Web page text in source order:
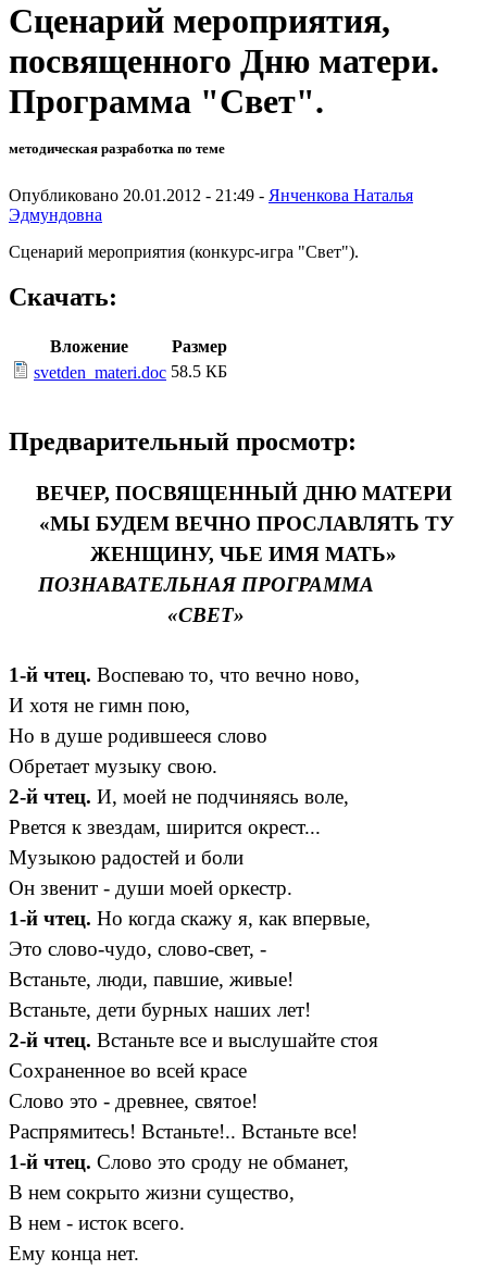
Сценарий мероприятия,
посвященного Дню матери.
Программа "Свет".
методическая разработка по теме
Опубликовано 20.01.2012 - 21:49 - Янченкова Наталья
Эдмундовна
Сценарий мероприятия (конкурс-игра "Свет").
Скачать:
Вложение
Размер
svetden_materi.doc 58.5 КБ
Предварительный просмотр:
ВЕЧЕР, ПОСВЯЩЕННЫЙ ДНЮ МАТЕРИ
«МЫ БУДЕМ ВЕЧНО ПРОСЛАВЛЯТЬ ТУ
ЖЕНЩИНУ, ЧЬЕ ИМЯ МАТЬ»
ПОЗНАВАТЕЛЬНАЯ ПРОГРАММА
«СВЕТ»
1-й чтец. Воспеваю то, что вечно ново,
И хотя не гимн пою,
Но в душе родившееся слово
Обретает музыку свою.
2-й чтец. И, моей не подчиняясь воле,
Рвется к звездам, ширится окрест...
Музыкою радостей и боли
Он звенит - души моей оркестр.
1-й чтец. Но когда скажу я, как впервые,
Это слово-чудо, слово-свет, -
Встаньте, люди, павшие, живые!
Встаньте, дети бурных наших лет!
2-й чтец. Встаньте все и выслушайте стоя
Сохраненное во всей красе
Слово это - древнее, святое!
Распрямитесь! Встаньте!.. Встаньте все!
1-й чтец. Слово это сроду не обманет,
В нем сокрыто жизни существо,
В нем - исток всего.
Ему конца нет.